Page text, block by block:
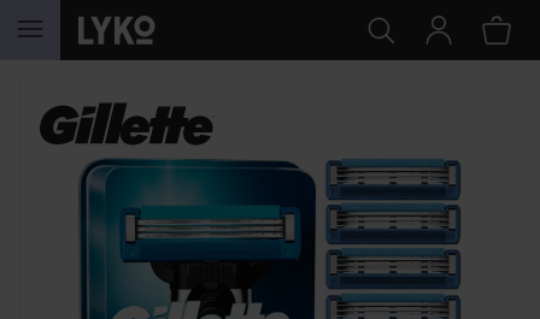
HOPPA TILL INNEHÅLLET